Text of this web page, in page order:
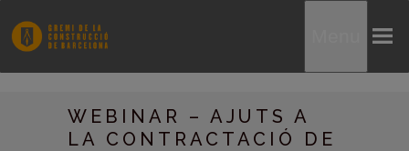
WEBINAR – AJUTS A
LA CONTRACTACIÓ DE